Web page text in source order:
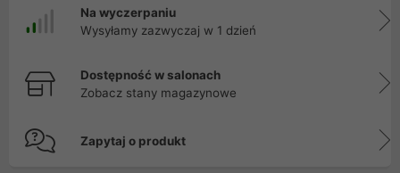
Na wyczerpaniu
Wysyłamy zazwyczaj w 1 dzień
Dostępność w salonach
Zobacz stany magazynowe
Zapytaj o produkt